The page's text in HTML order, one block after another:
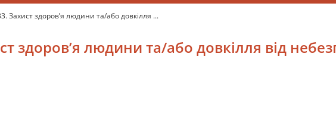
Захист здоров’я людини та/або довкілля ...
здоров’я людини та/або довкілля від